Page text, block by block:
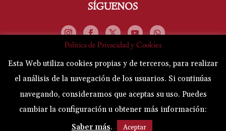
SÍGUENOS
Hermandad-Esclavitud de Nuestro Padre
Jesús Nazareno y su Santísima Madre de los
Dolores ® 2026
Política de Privacidad y Cookies
Esta Web utiliza cookies propias y de terceros, para realizar
el análisis de la navegación de los usuarios. Si continúas
navegando, consideramos que aceptas su uso. Puedes
cambiar la configuración u obtener más información:
Saber más. Aceptar